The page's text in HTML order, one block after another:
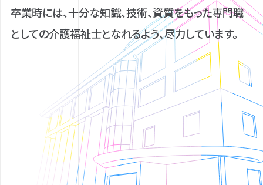
卒業時には、十分な知識、技術、資質をもった専門職
としての介護福祉士となれるよう、尽力しています。